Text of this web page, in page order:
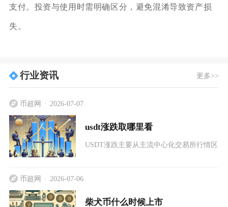
支付。投资与使用时需明确区分，避免混淆导致资产损
失。
行业资讯 更多>>
币超网 2026-07-07
usdt涨跌取哪里看
USDT涨跌主要从主流中心化交易所行情区
币超网 2026-07-06
柴犬币什么时候上市